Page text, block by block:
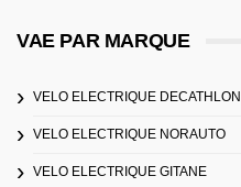
VAE PAR MARQUE
VELO ELECTRIQUE DECATHLON
VELO ELECTRIQUE NORAUTO
VELO ELECTRIQUE GITANE